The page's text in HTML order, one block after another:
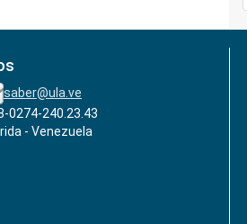
saber@ula.ve
0274-240.23.43
- Venezuela